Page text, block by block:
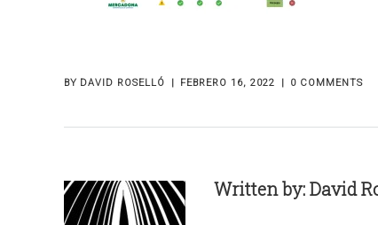
BY DAVID ROSELLÓ FEBRERO 16, 2022 0 COMMENTS
Written by:David